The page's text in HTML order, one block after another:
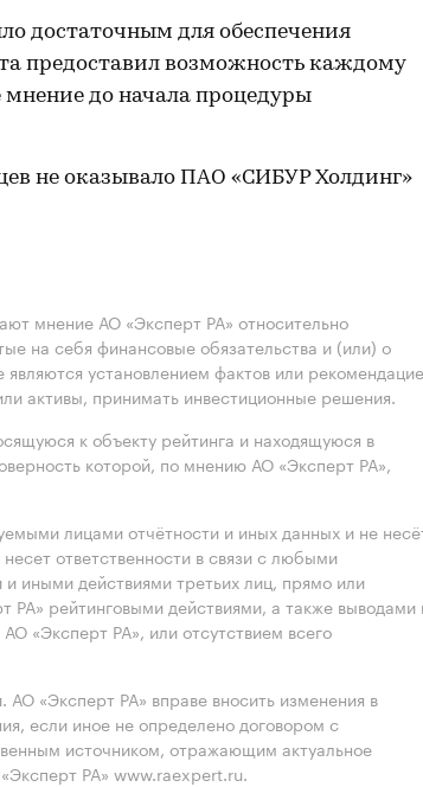
достаточным для обеспечения
предоставил возможность каждому
мнение до начала процедуры
не оказывало ПАО «СИБУР Холдинг»
мнение АО «Эксперт РА» относительно
на себя финансовые обязательства и (или) о
установлением фактов или
активы, принимать инвестиционные решения.
к объекту рейтинга и находящуюся в
которой, по мнению АО «Эксперт РА»,
лицами отчётности и иных данных и не
ответственности в связи с любыми
иными действиями третьих лиц, прямо или
рейтинговыми действиями, а также выводами
«Эксперт РА», или отсутствием всего
«Эксперт РА» вправе вносить изменения в
если иное не определено договором с
источником, отражающим актуальное
РА» www.raexpert.ru.